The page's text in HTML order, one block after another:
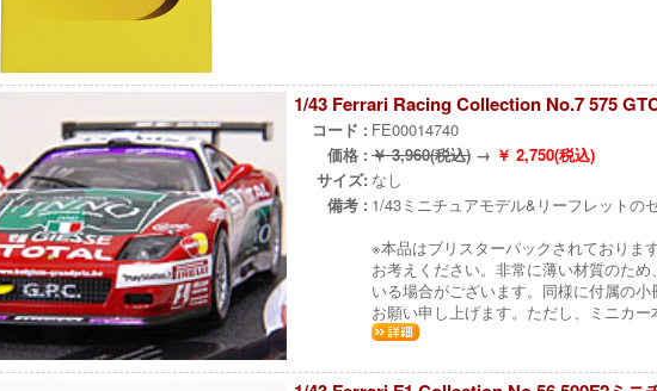
1/43 Ferrari Racing Collection No.7 575
コード : FE00014740
価格 : ￥ 3,960(税込) → ￥ 2,750(税込)
サイズ: なし
備考 : 1/43ミニチュアモデル&リーフレットの
※本品はブリスターパックされておりま
お考えください。非常に薄い材質のた
いる場合がございます。同様に付属の
お願い申し上げます。ただし、ミニカ